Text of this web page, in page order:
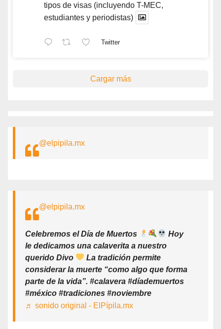
tipos de visas (incluyendo T-MEC,
estudiantes y periodistas)
Twitter
Cargar más
@elpipila.mx
@elpipila.mx
Celebremos el Día de Muertos
Hoy
le dedicamos una calaverita a nuestro
querido Divo
La tradición permite
considerar la muerte “como algo que forma
parte de la vida”. #calavera #díademuertos
#méxico #tradiciones #noviembre
♬ sonido original - ElPípila.mx